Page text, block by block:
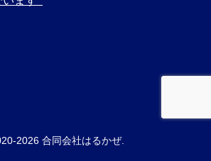
2026 合同会社はるかぜ.